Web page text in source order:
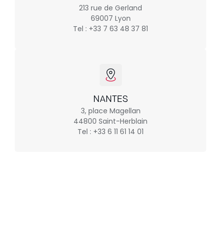
213 rue de Gerland
69007 Lyon
Tel : +33 7 63 48 37 81
NANTES
3, place Magellan
44800 Saint-Herblain
Tel : +33 6 11 61 14 01